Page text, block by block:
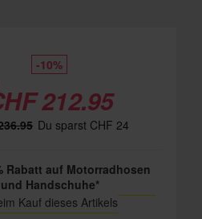
-10%
212.95
Du sparst CHF 24
Rabatt auf Motorradhosen
und Handschuhe*
Kauf dieses Artikels